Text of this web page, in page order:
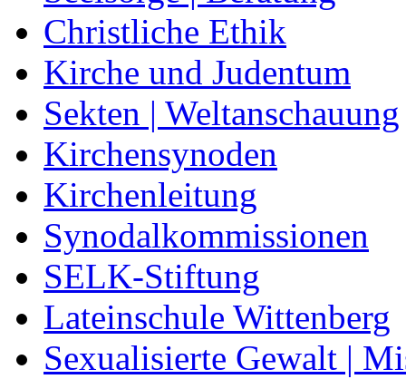
Christliche Ethik
Kirche und Judentum
Sekten | Weltanschauung
Kirchensynoden
Kirchenleitung
Synodalkommissionen
SELK-Stiftung
Lateinschule Wittenberg
Sexualisierte Gewalt |